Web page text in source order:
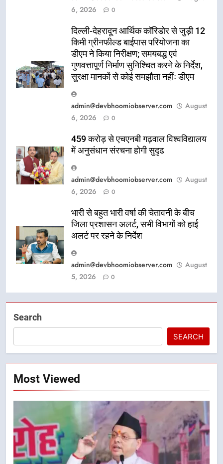
6, 2026
0
दिल्ली-देहरादून आर्थिक कॉरिडोर से जुड़ी 12
किमी ग्रीनफील्ड बाईपास परियोजना का
डीएम ने किया निरीक्षण; समयबद्ध एवं
गुणवत्तापूर्ण निर्माण सुनिश्चित करने के निर्देश,
सुरक्षा मानकों से कोई समझौता नहींः डीएम
admin@devbhoomiobserver.com
August
6, 2026
0
459 करोड़ से एचएनबी गढ़वाल विश्वविद्यालय
में अनुसंधान संरचना होगी सुदृढ
admin@devbhoomiobserver.com
August
6, 2026
0
भारी से बहुत भारी वर्षा की चेतावनी के बीच
जिला प्रशासन अलर्ट, सभी विभागों को हाई
अलर्ट पर रहने के निर्देश
admin@devbhoomiobserver.com
August
5, 2026
0
Search
SEARCH
Most Viewed